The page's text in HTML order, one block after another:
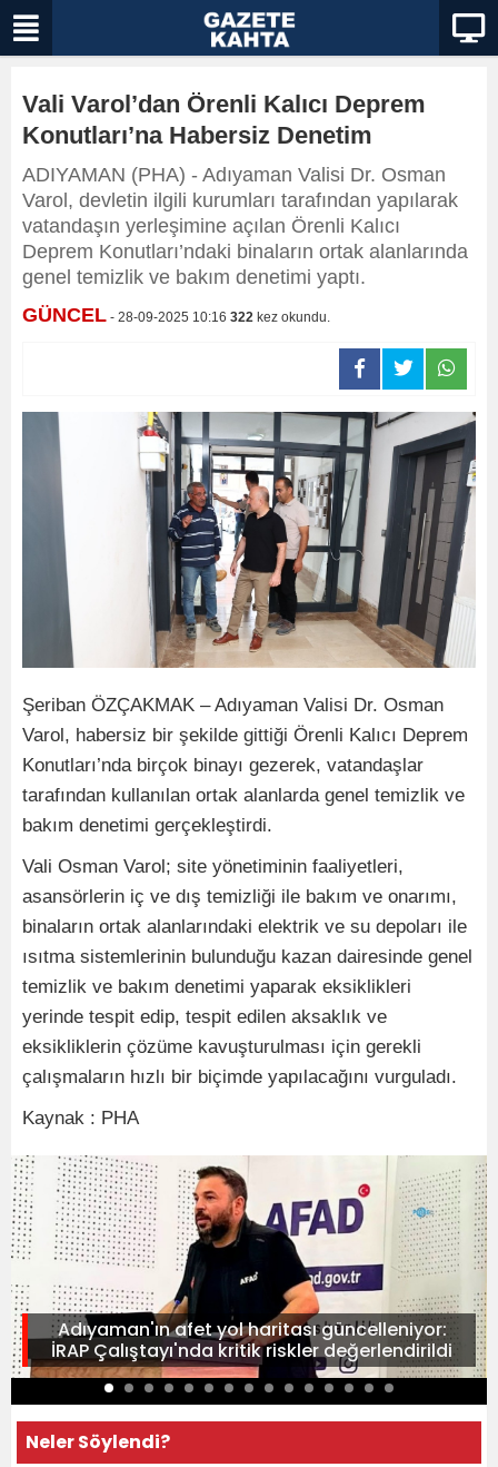
Vali Varol’dan Örenli Kalıcı Deprem
Konutları’na Habersiz Denetim
ADIYAMAN (PHA) - Adıyaman Valisi Dr. Osman
Varol, devletin ilgili kurumları tarafından yapılarak
vatandaşın yerleşimine açılan Örenli Kalıcı
Deprem Konutları’ndaki binaların ortak alanlarında
genel temizlik ve bakım denetimi yaptı.
GÜNCEL - 28-09-2025 10:16 322 kez okundu.
Şeriban ÖZÇAKMAK – Adıyaman Valisi Dr. Osman
Varol, habersiz bir şekilde gittiği Örenli Kalıcı Deprem
Konutları’nda birçok binayı gezerek, vatandaşlar
tarafından kullanılan ortak alanlarda genel temizlik ve
bakım denetimi gerçekleştirdi.
Vali Osman Varol; site yönetiminin faaliyetleri,
asansörlerin iç ve dış temizliği ile bakım ve onarımı,
binaların ortak alanlarındaki elektrik ve su depoları ile
ısıtma sistemlerinin bulunduğu kazan dairesinde genel
temizlik ve bakım denetimi yaparak eksiklikleri
yerinde tespit edip, tespit edilen aksaklık ve
eksikliklerin çözüme kavuşturulması için gerekli
çalışmaların hızlı bir biçimde yapılacağını vurguladı.
Kaynak : PHA
Adıyaman'ın afet yol haritası güncelleniyor:
İRAP Çalıştayı'nda kritik riskler değerlendirildi
Neler Söylendi?